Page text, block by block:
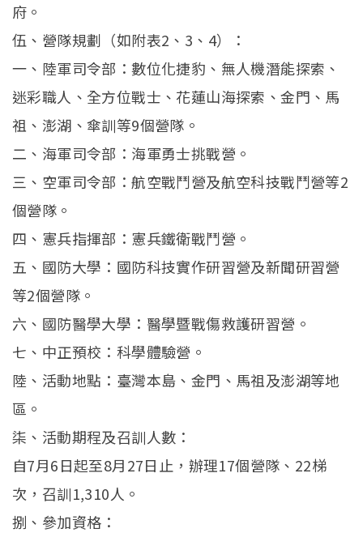
府。
伍、營隊規劃（如附表2、3、4）：
一、陸軍司令部：數位化捷豹、無人機潛能探索、
迷彩職人、全方位戰士、花蓮山海探索、金門、馬
祖、澎湖、傘訓等9個營隊。
二、海軍司令部：海軍勇士挑戰營。
三、空軍司令部：航空戰鬥營及航空科技戰鬥營等2
個營隊。
四、憲兵指揮部：憲兵鐵衛戰鬥營。
五、國防大學：國防科技實作研習營及新聞研習營
等2個營隊。
六、國防醫學大學：醫學暨戰傷救護研習營。
七、中正預校：科學體驗營。
陸、活動地點：臺灣本島、金門、馬祖及澎湖等地
區。
柒、活動期程及召訓人數：
自7月6日起至8月27日止，辦理17個營隊、22梯
次，召訓1,310人。
捌、參加資格：